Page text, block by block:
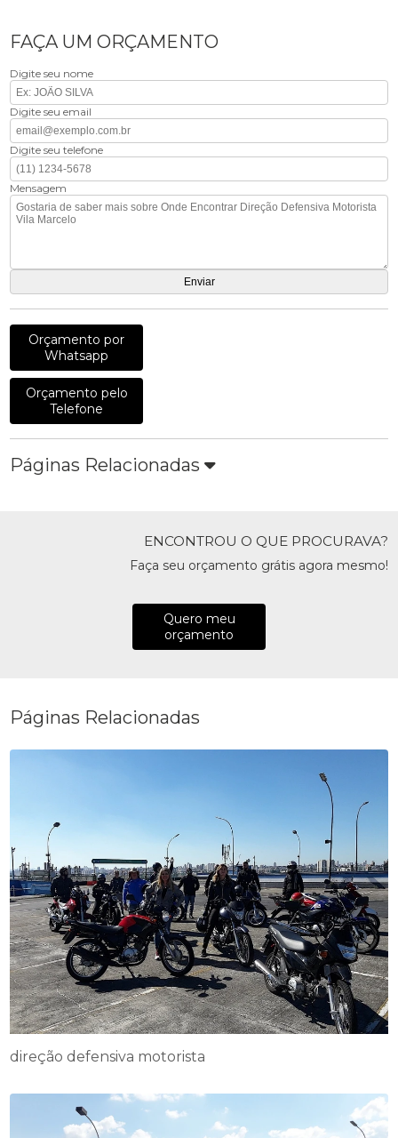
FAÇA UM ORÇAMENTO
Digite seu nome
Digite seu email
Digite seu telefone
Mensagem
Orçamento por
Whatsapp
Orçamento pelo
Telefone
Páginas Relacionadas
ENCONTROU O QUE PROCURAVA?
Faça seu orçamento grátis agora mesmo!
Quero meu
orçamento
Páginas Relacionadas
direção defensiva motorista